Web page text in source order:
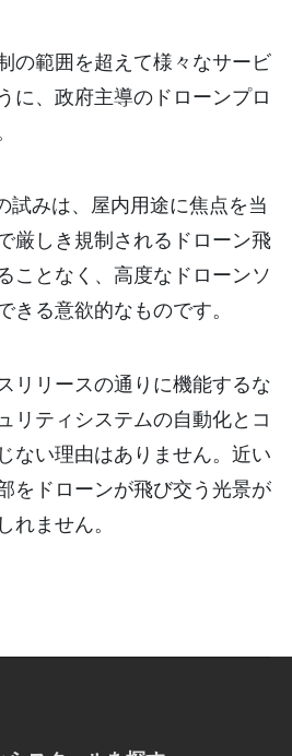
の範囲を超えて様々なサービ
に、政府主導のドローンプロ
試みは、屋内用途に焦点を当
厳しき規制されるドローン飛
ことなく、高度なドローンソ
きる意欲的なものです。
リリースの通りに機能するな
リティシステムの自動化とコ
ない理由はありません。近い
をドローンが飛び交う光景が
ません。